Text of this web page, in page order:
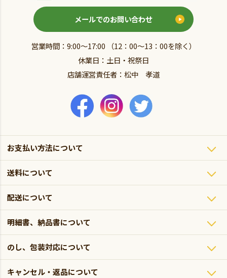
メールでのお問い合わせ
営業時間：9:00～17:00 （12：00～13：00を除く）
休業日：土日・祝祭日
店舗運営責任者：松中 孝道
お支払い方法について
送料について
配送について
明細書、納品書について
のし、包装対応について
キャンセル・返品について